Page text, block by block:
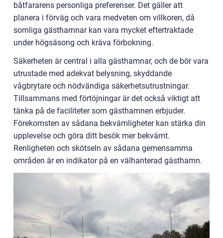
båtfararens personliga preferenser. Det gäller att
planera i förväg och vara medveten om villkoren, då
somliga gästhamnar kan vara mycket eftertraktade
under högsäsong och kräva förbokning.
Säkerheten är central i alla gästhamnar, och de bör vara
utrustade med adekvat belysning, skyddande
vågbrytare och nödvändiga säkerhetsutrustningar.
Tillsammans med förtöjningar är det också viktigt att
tänka på de faciliteter som gästhamnen erbjuder.
Förekomsten av sådana bekvämligheter kan stärka din
upplevelse och göra ditt besök mer bekvämt.
Renligheten och skötseln av sådana gemensamma
områden är en indikator på en välhanterad gästhamn.